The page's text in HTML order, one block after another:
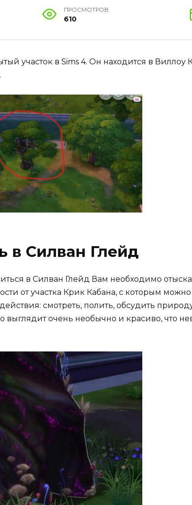
ПРОСМОТРОВ
610
участок в Sims 4. Он находится в Виллоу
в Силван Глейд
в Силван Глейд Вам необходимо
от участка Крик Кабана, с которым
смотреть, полить, обсудить
выглядит очень необычно и красиво, что